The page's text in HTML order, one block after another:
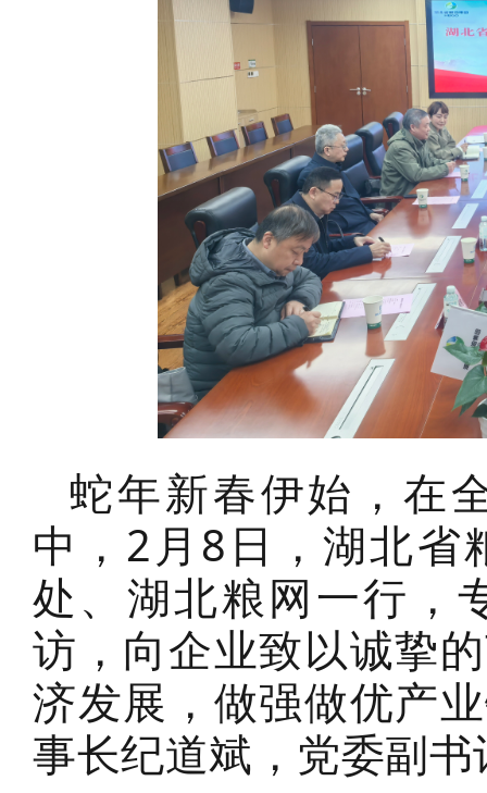
蛇年新春伊始，在
中，2月8日，湖北省
处、湖北粮网一行，
访，向企业致以诚挚
济发展，做强做优产
事长纪道斌，党委副